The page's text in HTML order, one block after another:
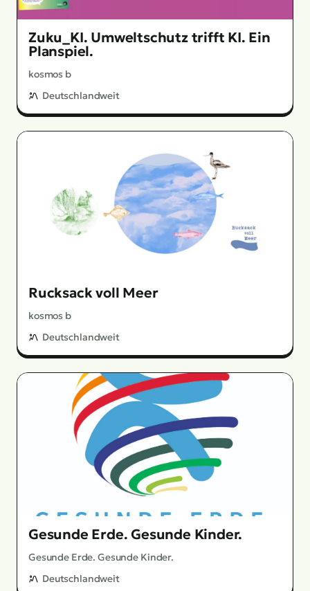
Zuku_KI. Umweltschutz trifft KI. Ein
Planspiel.
kosmos b
Deutschlandweit
Rucksack voll Meer
kosmos b
Deutschlandweit
Gesunde Erde. Gesunde Kinder.
Gesunde Erde. Gesunde Kinder.
Deutschlandweit